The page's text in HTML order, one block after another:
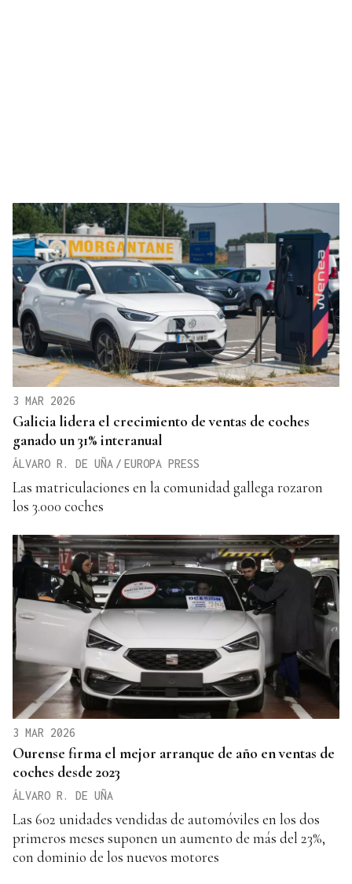
3 MAR 2026
Galicia lidera el crecimiento de ventas de coches
ganado un 31% interanual
ÁLVARO R. DE UÑA / EUROPA PRESS
Las matriculaciones en la comunidad gallega rozaron
los 3.000 coches
3 MAR 2026
Ourense firma el mejor arranque de año en ventas de
coches desde 2023
ÁLVARO R. DE UÑA
Las 602 unidades vendidas de automóviles en los dos
primeros meses suponen un aumento de más del 23%,
con dominio de los nuevos motores